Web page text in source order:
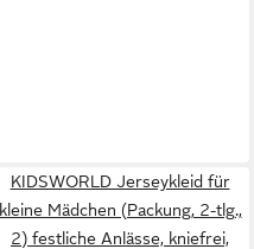
KIDSWORLD Jerseykleid für
kleine Mädchen (Packung, 2-tlg.,
2) festliche Anlässe, kniefrei,